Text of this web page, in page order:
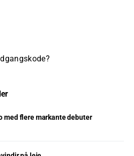
med flere markante debuter